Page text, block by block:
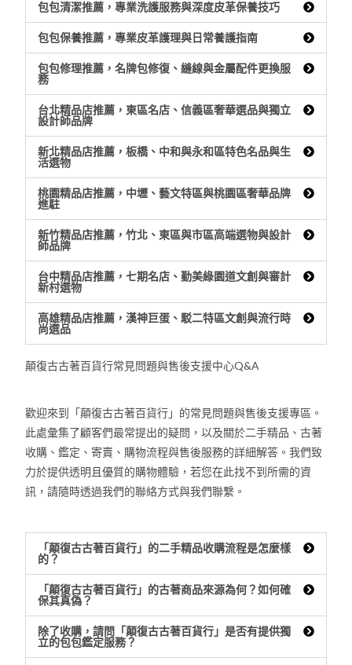
包包清潔推薦，專業洗護服務與深度皮革保養技巧
包包保養推薦，專業皮革護理與日常養護指南
包包修理推薦，名牌包修復、縫線與金屬配件更換服
務
台北精品店推薦，東區名店、信義區奢華選品與獨立
設計師品牌
新北精品店推薦，板橋、中和與永和區特色名品與生
活選物
桃園精品店推薦，中壢、藝文特區與桃園區奢華品牌
進駐
新竹精品店推薦，竹北、東區與市區高端選物與設計
師品牌
台中精品店推薦，七期名店、勤美綠園道文創與審計
新村選物
高雄精品店推薦，漢神巨蛋、駁二特區文創與流行時
尚選品
顛復古古著百貨行常見問題與售後支援中心Q&A
歡迎來到「顛復古古著百貨行」的常見問題與售後支援專區。
此處彙集了顧客們最常提出的疑問，以及關於二手精品、古著
收購、鑑定、寄賣、購物流程與售後服務的詳細解答。我們致
力於提供透明且優質的購物體驗，若您在此找不到所需的資
訊，請隨時透過我們的聯絡方式與我們聯繫。
「顛復古古著百貨行」的二手精品收購流程是怎麼樣
的？
「顛復古古著百貨行」的古著商品來源為何？如何確
保其真偽？
除了收購，請問「顛復古古著百貨行」是否有提供獨
立的包包鑑定服務？